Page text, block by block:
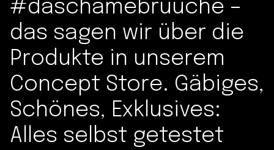
#daschamebruuche –
das sagen wir über die
Produkte in unserem
Concept Store. Gäbiges,
Schönes, Exklusives:
Alles selbst getestet